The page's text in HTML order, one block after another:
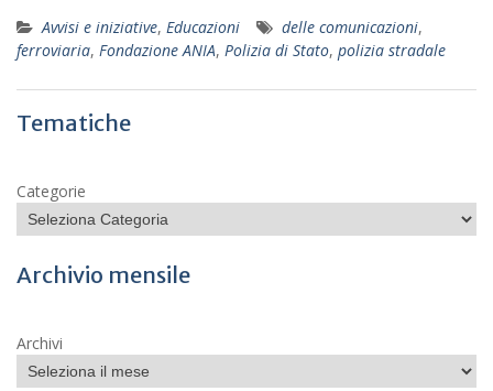
Avvisi e iniziative, Educazioni delle comunicazioni,
ferroviaria, Fondazione ANIA, Polizia di Stato, polizia stradale
Tematiche
Categorie
Archivio mensile
Archivi